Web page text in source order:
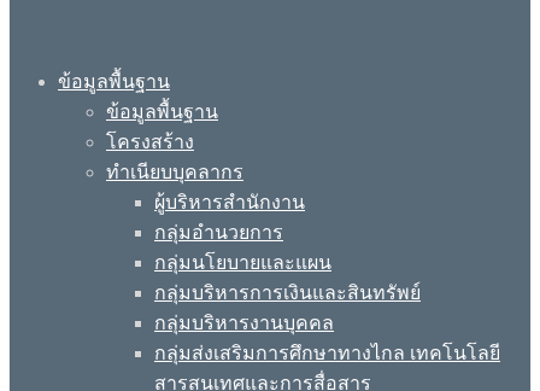
ข้อมูลพื้นฐาน
ข้อมูลพื้นฐาน
โครงสร้าง
ทำเนียบบุคลากร
ผู้บริหารสำนักงาน
กลุ่มอำนวยการ
กลุ่มนโยบายและแผน
กลุ่มบริหารการเงินและสินทรัพย์
กลุ่มบริหารงานบุคคล
กลุ่มส่งเสริมการศึกษาทางไกล เทคโนโลยี
สารสนเทศและการสื่อสาร